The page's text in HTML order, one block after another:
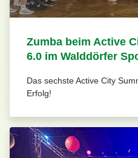
Zumba beim Active
6.0 im Walddörfer
Das sechste Active City
Erfolg!